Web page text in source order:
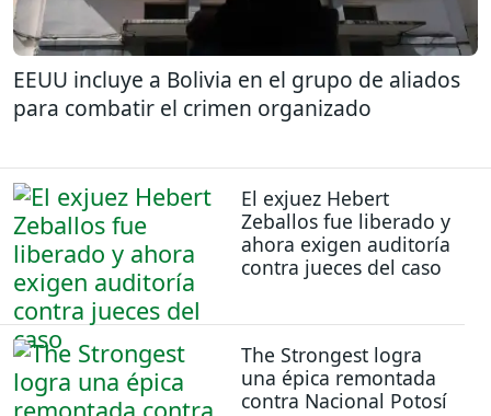
EEUU incluye a Bolivia en el grupo de aliados
para combatir el crimen organizado
El exjuez Hebert
Zeballos fue liberado y
ahora exigen auditoría
contra jueces del caso
The Strongest logra
una épica remontada
contra Nacional Potosí